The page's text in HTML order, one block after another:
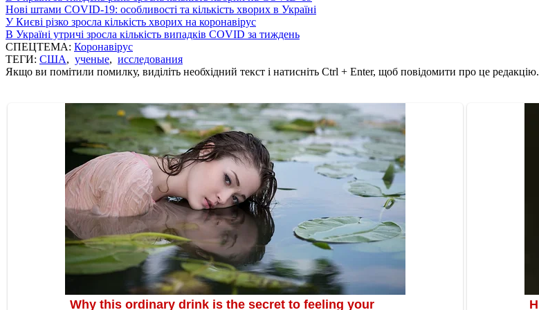
Нові штами COVID-19: особливості та кількість хворих в Україні
У Києві різко зросла кількість хворих на коронавірус
В Україні утричі зросла кількість випадків COVID за тиждень
СПЕЦТЕМА: Коронавірус
ТЕГИ: США, ученые, исследования
Якщо ви помітили помилку, виділіть необхідний текст і натисніть Ctrl + Enter, щоб повідомити про це редакцію.